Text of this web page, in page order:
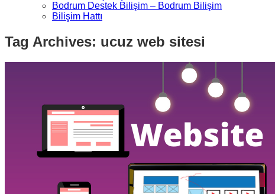
Bodrum Destek Bilişim – Bodrum Bilişim
Bilişim Hattı
Tag Archives: ucuz web sitesi